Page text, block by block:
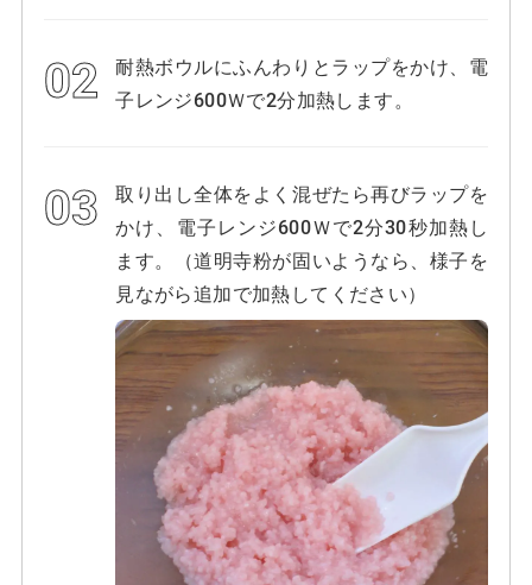
耐熱ボウルにふんわりとラップをかけ、電
子レンジ600Ｗで2分加熱します。
取り出し全体をよく混ぜたら再びラップを
かけ、電子レンジ600Ｗで2分30秒加熱し
ます。（道明寺粉が固いようなら、様子を
見ながら追加で加熱してください）